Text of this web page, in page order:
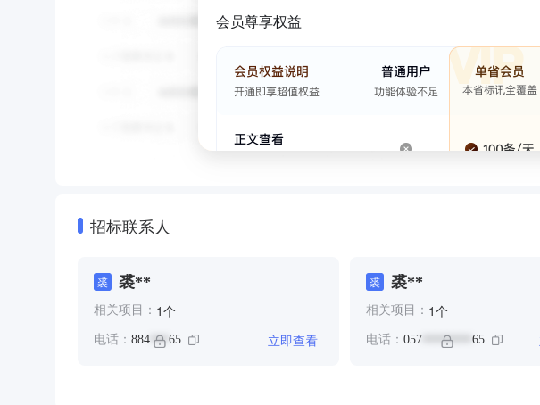
会员尊享权益
招标联系人
裘 裘**
相关项目： 1个
电话： 884 *** 65 立即查看
裘 裘**
相关项目： 1个
电话： 057 ******** 65